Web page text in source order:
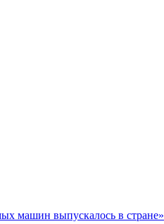
машин выпускалось в стране»